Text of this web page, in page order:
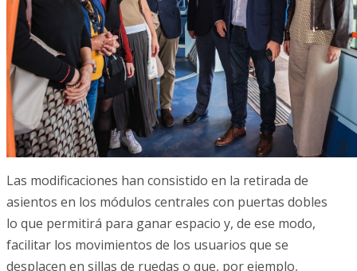
Las modificaciones han consistido en la retirada de
asientos en los módulos centrales con puertas dobles
lo que permitirá para ganar espacio y, de ese modo,
facilitar los movimientos de los usuarios que se
desplacen en sillas de ruedas o que, por ejemplo,